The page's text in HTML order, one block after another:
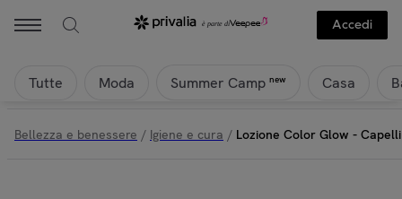
Accedi
Tutte Moda Summer Camp new Casa
Bellezza e benessere / Igiene e cura / Lozione Color Glow -